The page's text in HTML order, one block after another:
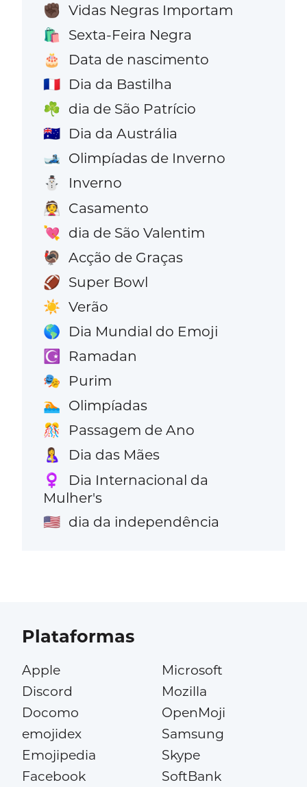
✊🏿 Vidas Negras Importam
🛍️ Sexta-Feira Negra
🎂 Data de nascimento
🇫🇷 Dia da Bastilha
☘️ dia de São Patrício
🇦🇺 Dia da Austrália
🎿 Olimpíadas de Inverno
⛄ Inverno
👰 Casamento
💘 dia de São Valentim
🦃 Acção de Graças
🏈 Super Bowl
☀️ Verão
🌎 Dia Mundial do Emoji
☪️ Ramadan
🎭 Purim
🏊 Olimpíadas
🎊 Passagem de Ano
🤱 Dia das Mães
♀️
Dia Internacional da
Mulher's
🇺🇸 dia da independência
Plataformas
Apple
Discord
Docomo
emojidex
Emojipedia
Facebook
Microsoft
Mozilla
OpenMoji
Samsung
Skype
SoftBank